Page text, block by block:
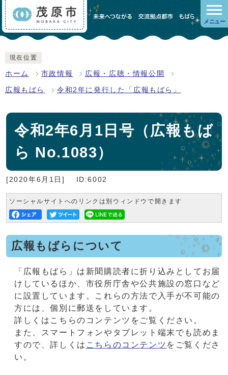
メニュー
現在位置
ホーム 市政情報 広報・広聴・情報公開
広報もばら 令和2年に発行した「広報もばら」
令和2年6月1日号（広報もば
ら No.1083）
[2020年6月1日] ID:6002
ソーシャルサイトへのリンクは別ウィンドウで開きます
広報もばらについて
「広報もばら」は新聞購読者に折り込みとしてお届
けしているほか、市役所庁舎や公共施設の窓口など
に設置しています。これらの方法で入手が不可能の
方には、個別に郵送をしています。
詳しくはこちらのコンテンツをご覧ください。
また、スマートフォンやタブレット端末でも読めま
すので、詳しくは こちらのコンテンツ をご覧くださ
い。